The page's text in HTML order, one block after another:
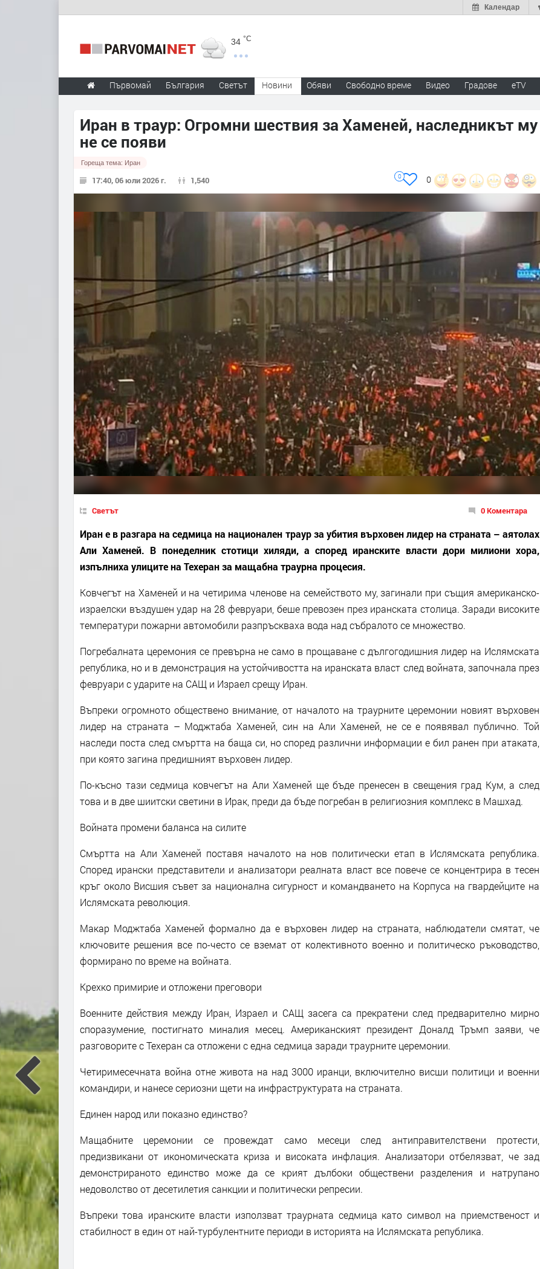
Календар
34 °C
Първомай България Светът Новини Обяви Свободно време Видео Градове eTV
Иран в траур: Огромни шествия за Хаменей, наследникът му
не се появи
Гореща тема: Иран
17:40, 06 юли 2026 г. 1,540 0
0
Светът 0 Коментара
Иран е в разгара на седмица на национален траур за убития върховен лидер на страната – аятолах
Али Хаменей. В понеделник стотици хиляди, а според иранските власти дори милиони хора,
изпълниха улиците на Техеран за мащабна траурна процесия.
Ковчегът на Хаменей и на четирима членове на семейството му, загинали при същия американско-
израелски въздушен удар на 28 февруари, беше превозен през иранската столица. Заради високите
температури пожарни автомобили разпръскваха вода над събралото се множество.
Погребалната церемония се превърна не само в прощаване с дългогодишния лидер на Ислямската
република, но и в демонстрация на устойчивостта на иранската власт след войната, започнала през
февруари с ударите на САЩ и Израел срещу Иран.
Въпреки огромното обществено внимание, от началото на траурните церемонии новият върховен
лидер на страната – Моджтаба Хаменей, син на Али Хаменей, не се е появявал публично. Той
наследи поста след смъртта на баща си, но според различни информации е бил ранен при атаката,
при която загина предишният върховен лидер.
По-късно тази седмица ковчегът на Али Хаменей ще бъде пренесен в свещения град Кум, а след
това и в две шиитски светини в Ирак, преди да бъде погребан в религиозния комплекс в Машхад.
Войната промени баланса на силите
Смъртта на Али Хаменей поставя началото на нов политически етап в Ислямската република.
Според ирански представители и анализатори реалната власт все повече се концентрира в тесен
кръг около Висшия съвет за национална сигурност и командването на Корпуса на гвардейците на
Ислямската революция.
Макар Моджтаба Хаменей формално да е върховен лидер на страната, наблюдатели смятат, че
ключовите решения все по-често се вземат от колективното военно и политическо ръководство,
формирано по време на войната.
Крехко примирие и отложени преговори
Военните действия между Иран, Израел и САЩ засега са прекратени след предварително мирно
споразумение, постигнато миналия месец. Американският президент Доналд Тръмп заяви, че
разговорите с Техеран са отложени с една седмица заради траурните церемонии.
Четиримесечната война отне живота на над 3000 иранци, включително висши политици и военни
командири, и нанесе сериозни щети на инфраструктурата на страната.
Единен народ или показно единство?
Мащабните церемонии се провеждат само месеци след антиправителствени протести,
предизвикани от икономическата криза и високата инфлация. Анализатори отбелязват, че зад
демонстрираното единство може да се крият дълбоки обществени разделения и натрупано
недоволство от десетилетия санкции и политически репресии.
Въпреки това иранските власти използват траурната седмица като символ на приемственост и
стабилност в един от най-турбулентните периоди в историята на Ислямската република.